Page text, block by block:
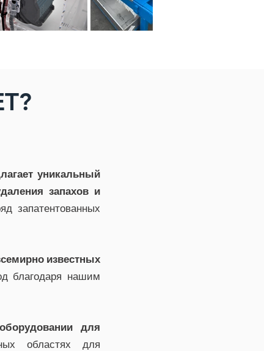
уникальный
запахов и
запатентованных
известных
благодаря нашим
для
областях для